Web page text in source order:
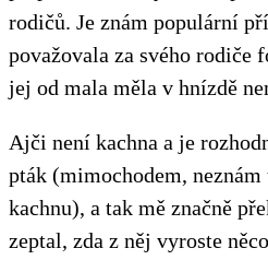
rodičů. Je znám populární
považovala za svého rodiče
jej od mala měla v hnízdě
Ajči není kachna a je
pták (mimochodem,
kachnu), a tak mě značně
zeptal, zda z něj vyroste